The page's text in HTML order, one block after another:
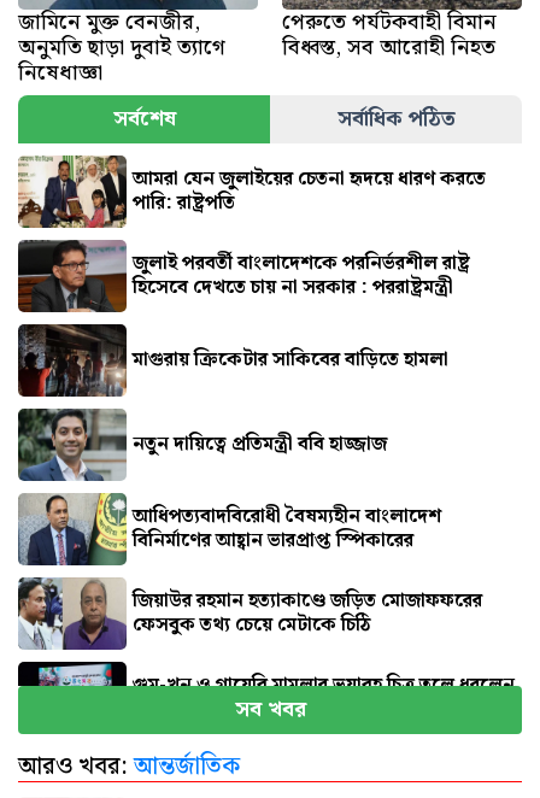
জামিনে মুক্ত বেনজীর,
অনুমতি ছাড়া দুবাই ত্যাগে
নিষেধাজ্ঞা
পেরুতে পর্যটকবাহী বিমান
বিধ্বস্ত, সব আরোহী নিহত
সর্বশেষ সর্বাধিক পঠিত
আমরা যেন জুলাইয়ের চেতনা হৃদয়ে ধারণ করতে
পারি: রাষ্ট্রপতি
জুলাই পরবর্তী বাংলাদেশকে পরনির্ভরশীল রাষ্ট্র
হিসেবে দেখতে চায় না সরকার : পররাষ্ট্রমন্ত্রী
মাগুরায় ক্রিকেটার সাকিবের বাড়িতে হামলা
নতুন দায়িত্বে প্রতিমন্ত্রী ববি হাজ্জাজ
আধিপত্যবাদবিরোধী বৈষম্যহীন বাংলাদেশ
বিনির্মাণের আহ্বান ভারপ্রাপ্ত স্পিকারের
জিয়াউর রহমান হত্যাকাণ্ডে জড়িত মোজাফফরের
ফেসবুক তথ্য চেয়ে মেটাকে চিঠি
গুম-খুন ও গায়েবি মামলার ভয়াবহ চিত্র তুলে ধরলেন
হঠাৎ রিপাবলিক বাংলা ছাড়লেন ময়ূখ রঞ্জন ঘোষ
সব খবর
আরও খবর:আন্তর্জাতিক